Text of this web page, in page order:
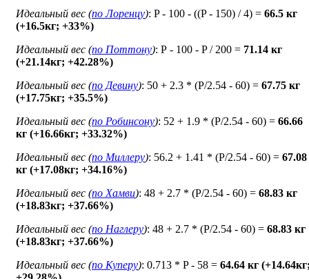
Идеальный вес (по Лоренцу): P - 100 - ((P - 150) / 4) = 66.5 кг
(+16.5кг; +33%)
Идеальный вес (по Поттону): Р - 100 - P / 200 = 71.14 кг
(+21.14кг; +42.28%)
Идеальный вес (по Девину): 50 + 2.3 * (P/2.54 - 60) = 67.75 кг
(+17.75кг; +35.5%)
Идеальный вес (по Робинсону): 52 + 1.9 * (P/2.54 - 60) = 66.66
кг (+16.66кг; +33.32%)
Идеальный вес (по Миллеру): 56.2 + 1.41 * (P/2.54 - 60) = 67.08
кг (+17.08кг; +34.16%)
Идеальный вес (по Хамви): 48 + 2.7 * (P/2.54 - 60) = 68.83 кг
(+18.83кг; +37.66%)
Идеальный вес (по Наглеру): 48 + 2.7 * (P/2.54 - 60) = 68.83 кг
(+18.83кг; +37.66%)
Идеальный вес (по Куперу): 0.713 * P - 58 = 64.64 кг